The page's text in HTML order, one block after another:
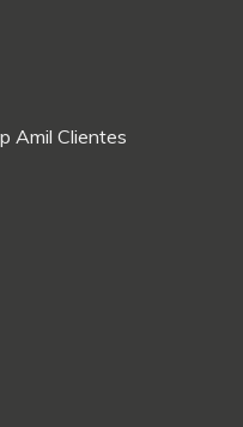
Amil Clientes